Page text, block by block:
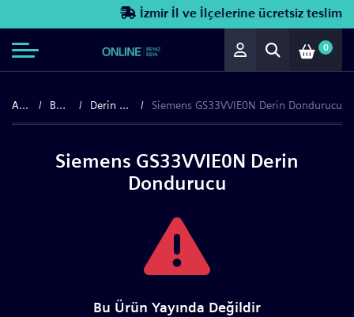
İzmir İl ve İlçelerine ücretsiz teslimat!
0
Anasayfa Beyaz Eşya Derin Dondurucular Siemens GS33VVIE0N Derin Dondurucu
Siemens GS33VVIE0N Derin
Dondurucu
Bu Ürün Yayında Değildir